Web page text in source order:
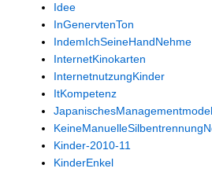
Idee
InGenervtenTon
IndemIchSeineHandNehme
InternetKinokarten
InternetnutzungKinder
ItKompetenz
Kinder-2010-11
KinderEnkel